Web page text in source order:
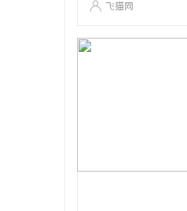
飞猫网